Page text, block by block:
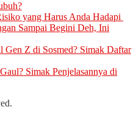
yang Harus Anda Hadapi
Sampai Begini Deh, Ini
Gen Z di Sosmed? Simak Daftar
Simak Penjelasannya di